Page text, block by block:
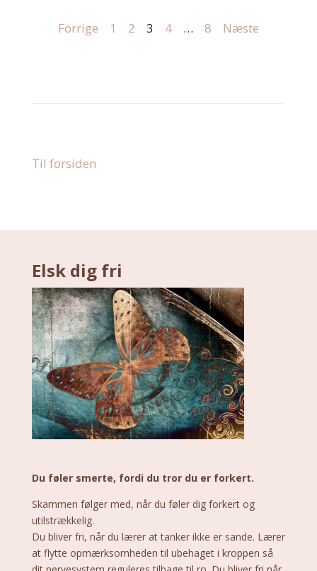
Episodes
Forrige 1 2 3 4 … 8 Næste
Til forsiden
Elsk dig fri
Du føler smerte, fordi du tror du er forkert.
Skammen følger med, når du føler dig forkert og
utilstrækkelig.
Du bliver fri, når du lærer at tanker ikke er sande. Lærer
at flytte opmærksomheden til ubehaget i kroppen så